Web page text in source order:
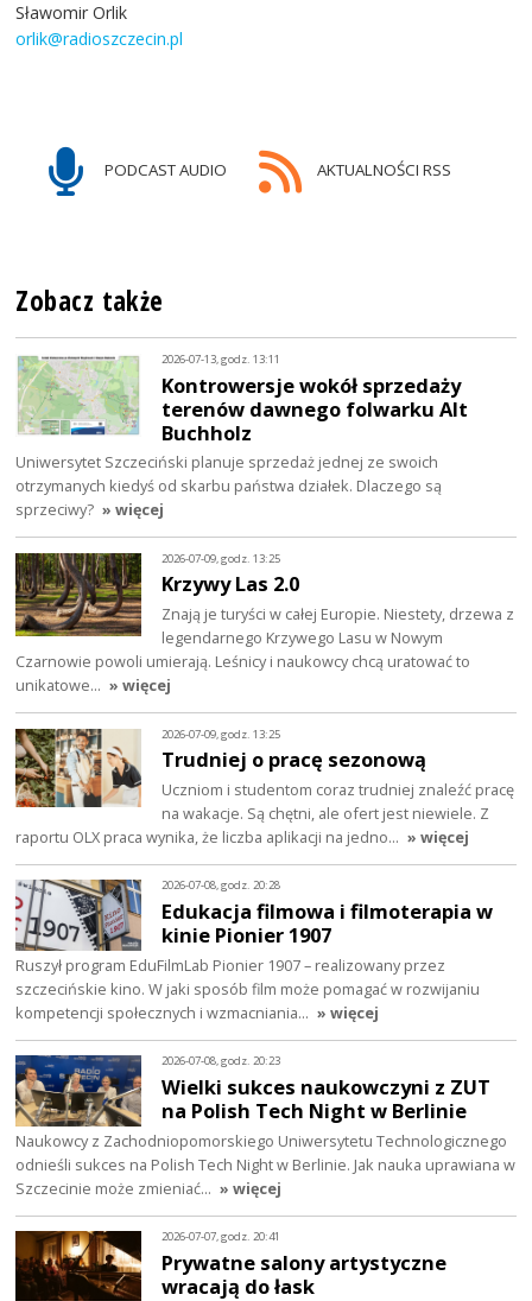
Sławomir Orlik
orlik@radioszczecin.pl
PODCAST AUDIO AKTUALNOŚCI RSS
Zobacz także
2026-07-13, godz. 13:11
Kontrowersje wokół sprzedaży
terenów dawnego folwarku Alt
Buchholz
Uniwersytet Szczeciński planuje sprzedaż jednej ze swoich
otrzymanych kiedyś od skarbu państwa działek. Dlaczego są
sprzeciwy? » więcej
2026-07-09, godz. 13:25
Krzywy Las 2.0
Znają je turyści w całej Europie. Niestety, drzewa z
legendarnego Krzywego Lasu w Nowym
Czarnowie powoli umierają. Leśnicy i naukowcy chcą uratować to
unikatowe… » więcej
2026-07-09, godz. 13:25
Trudniej o pracę sezonową
Uczniom i studentom coraz trudniej znaleźć pracę
na wakacje. Są chętni, ale ofert jest niewiele. Z
raportu OLX praca wynika, że liczba aplikacji na jedno… » więcej
2026-07-08, godz. 20:28
Edukacja filmowa i filmoterapia w
kinie Pionier 1907
Ruszył program EduFilmLab Pionier 1907 – realizowany przez
szczecińskie kino. W jaki sposób film może pomagać w rozwijaniu
kompetencji społecznych i wzmacniania… » więcej
2026-07-08, godz. 20:23
Wielki sukces naukowczyni z ZUT
na Polish Tech Night w Berlinie
Naukowcy z Zachodniopomorskiego Uniwersytetu Technologicznego
odnieśli sukces na Polish Tech Night w Berlinie. Jak nauka uprawiana w
Szczecinie może zmieniać… » więcej
2026-07-07, godz. 20:41
Prywatne salony artystyczne
wracają do łask